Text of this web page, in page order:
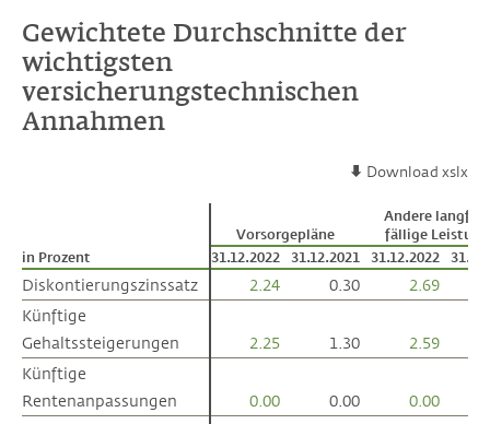
Gewichtete Durchschnitte der
wichtigsten
versicherungstechnischen
Annahmen
Download xslx
Vorsorgepläne
Andere
fällige
in Prozent
31.12.2022 31.12.2021 31.12.2022
Diskontierungszinssatz 2.24 0.30 2.69
Künftige
Gehaltssteigerungen
2.25 1.30
2.59
Künftige
Rentenanpassungen
0.00 0.00 0.00
in Prozent
Diskontierungszinssatz
Künftige
Gehaltssteigerungen
Künftige
Rentenanpassungen